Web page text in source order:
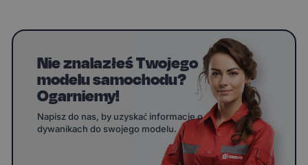
Nie znalazłeś Twojego
modelu samochodu?
Ogarniemy!
Napisz do nas, by uzyskać informacje o
dywanikach do swojego modelu.